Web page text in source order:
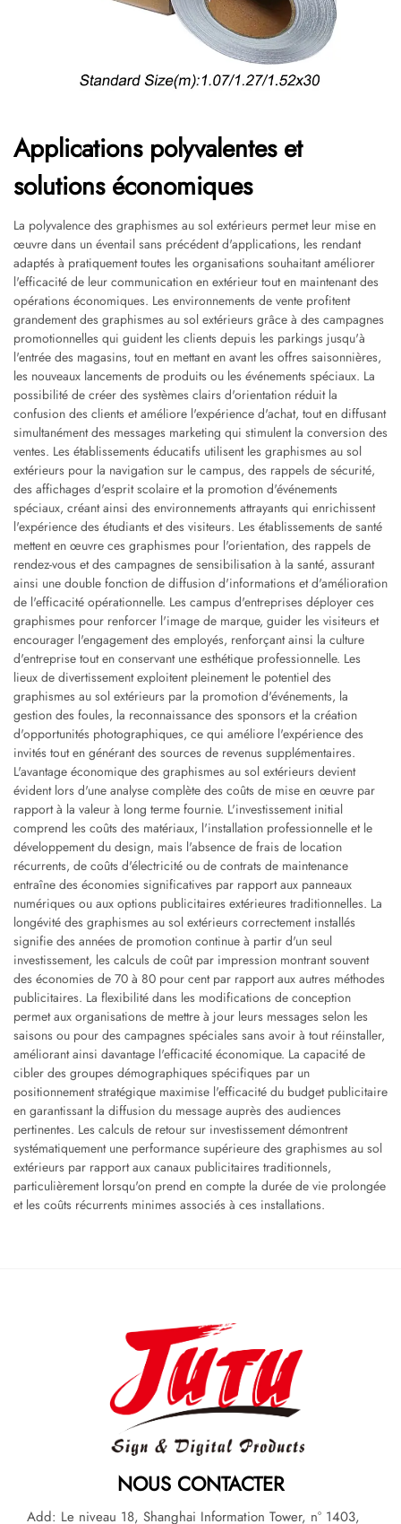
Applications polyvalentes et
solutions économiques
La polyvalence des graphismes au sol extérieurs permet leur mise en
œuvre dans un éventail sans précédent d'applications, les rendant
adaptés à pratiquement toutes les organisations souhaitant améliorer
l'efficacité de leur communication en extérieur tout en maintenant des
opérations économiques. Les environnements de vente profitent
grandement des graphismes au sol extérieurs grâce à des campagnes
promotionnelles qui guident les clients depuis les parkings jusqu'à
l'entrée des magasins, tout en mettant en avant les offres saisonnières,
les nouveaux lancements de produits ou les événements spéciaux. La
possibilité de créer des systèmes clairs d'orientation réduit la
confusion des clients et améliore l'expérience d'achat, tout en diffusant
simultanément des messages marketing qui stimulent la conversion des
ventes. Les établissements éducatifs utilisent les graphismes au sol
extérieurs pour la navigation sur le campus, des rappels de sécurité,
des affichages d'esprit scolaire et la promotion d'événements
spéciaux, créant ainsi des environnements attrayants qui enrichissent
l'expérience des étudiants et des visiteurs. Les établissements de santé
mettent en œuvre ces graphismes pour l'orientation, des rappels de
rendez-vous et des campagnes de sensibilisation à la santé, assurant
ainsi une double fonction de diffusion d'informations et d'amélioration
de l'efficacité opérationnelle. Les campus d'entreprises déployer ces
graphismes pour renforcer l'image de marque, guider les visiteurs et
encourager l'engagement des employés, renforçant ainsi la culture
d'entreprise tout en conservant une esthétique professionnelle. Les
lieux de divertissement exploitent pleinement le potentiel des
graphismes au sol extérieurs par la promotion d'événements, la
gestion des foules, la reconnaissance des sponsors et la création
d'opportunités photographiques, ce qui améliore l'expérience des
invités tout en générant des sources de revenus supplémentaires.
L'avantage économique des graphismes au sol extérieurs devient
évident lors d'une analyse complète des coûts de mise en œuvre par
rapport à la valeur à long terme fournie. L'investissement initial
comprend les coûts des matériaux, l'installation professionnelle et le
développement du design, mais l'absence de frais de location
récurrents, de coûts d'électricité ou de contrats de maintenance
entraîne des économies significatives par rapport aux panneaux
numériques ou aux options publicitaires extérieures traditionnelles. La
longévité des graphismes au sol extérieurs correctement installés
signifie des années de promotion continue à partir d'un seul
investissement, les calculs de coût par impression montrant souvent
des économies de 70 à 80 pour cent par rapport aux autres méthodes
publicitaires. La flexibilité dans les modifications de conception
permet aux organisations de mettre à jour leurs messages selon les
saisons ou pour des campagnes spéciales sans avoir à tout réinstaller,
améliorant ainsi davantage l'efficacité économique. La capacité de
cibler des groupes démographiques spécifiques par un
positionnement stratégique maximise l'efficacité du budget publicitaire
en garantissant la diffusion du message auprès des audiences
pertinentes. Les calculs de retour sur investissement démontrent
systématiquement une performance supérieure des graphismes au sol
extérieurs par rapport aux canaux publicitaires traditionnels,
particulièrement lorsqu'on prend en compte la durée de vie prolongée
et les coûts récurrents minimes associés à ces installations.
NOUS CONTACTER
Add: Le niveau 18, Shanghai Information Tower, n° 1403,